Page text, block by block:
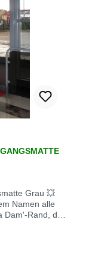
Grau 💥
Namen alle
Rand, der